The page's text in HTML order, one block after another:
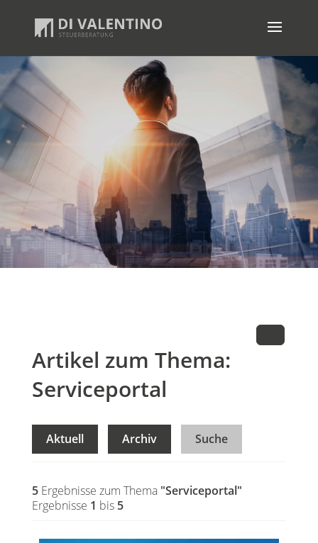
Artikel zum Thema:
Serviceportal
Aktuell Archiv Suche
5Ergebnisse zum Thema "Serviceportal"
Ergebnisse 1 bis 5